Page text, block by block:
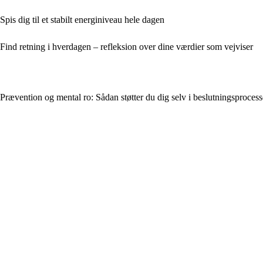
Spis dig til et stabilt energiniveau hele dagen
Find retning i hverdagen – refleksion over dine værdier som vejviser
Prævention og mental ro: Sådan støtter du dig selv i